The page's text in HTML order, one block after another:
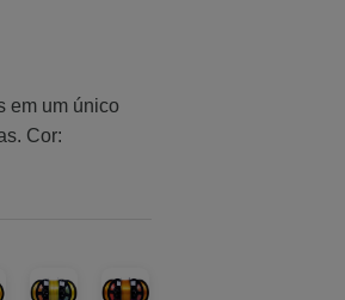
em um único
Cor: